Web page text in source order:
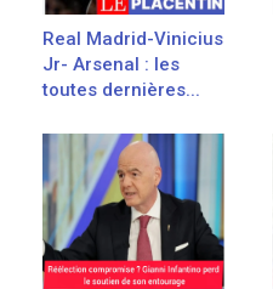
Real Madrid-Vinicius
Jr- Arsenal : les
toutes dernières...